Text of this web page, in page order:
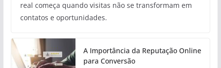
real começa quando visitas não se transformam em
contatos e oportunidades.
A Importância da Reputação Online
para Conversão